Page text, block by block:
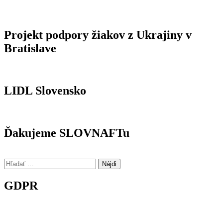
Projekt podpory žiakov z Ukrajiny v
Bratislave
LIDL Slovensko
Ďakujeme SLOVNAFTu
Hľadať:
GDPR